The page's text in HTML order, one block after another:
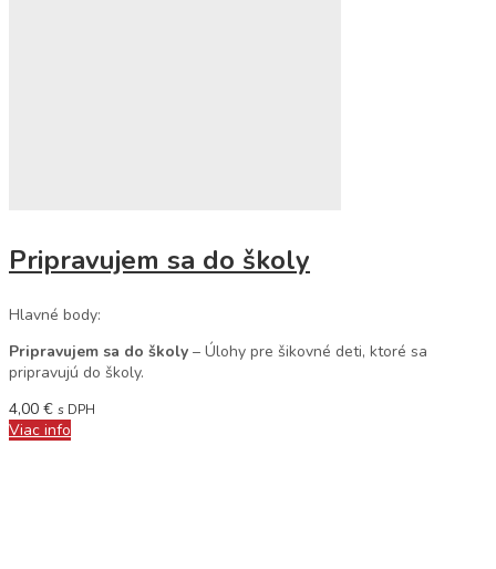
Pripravujem sa do školy
Hlavné body:
Pripravujem sa do školy – Úlohy pre šikovné deti, ktoré sa
pripravujú do školy.
4,00 € s DPH
Viac info